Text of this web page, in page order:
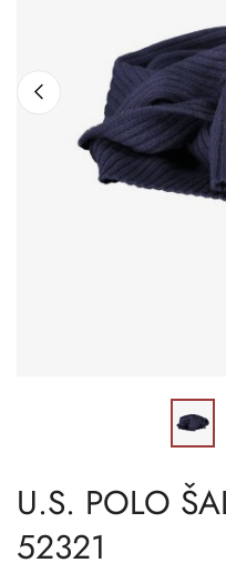
U.S. POLO
52321